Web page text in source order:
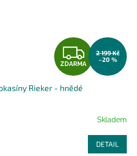
Z
D
R
M
ZDARMA
2 199 Kč
–20 %
Rieker - hnědé
Skladem
DETAIL